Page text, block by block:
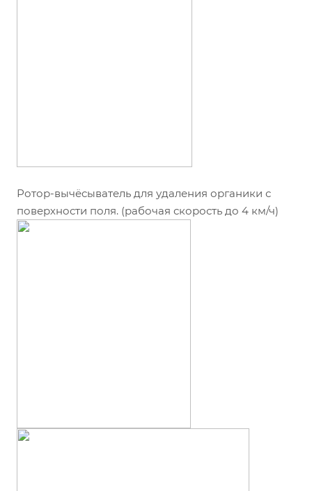
Ротор-вычёсыватель для удаления органики с
поверхности поля. (рабочая скорость до 4 км/ч)